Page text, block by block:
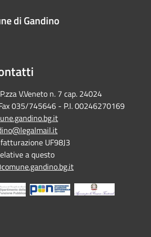
di Gandino
V.Veneto n. 7 cap. 24024
035/745646 - P.I. 00246270169
UF98J3
a questo